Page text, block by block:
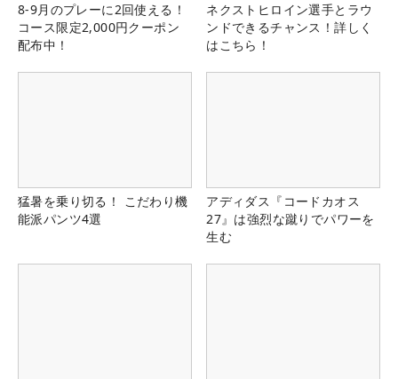
8-9月のプレーに2回使える！
コース限定2,000円クーポン
配布中！
ネクストヒロイン選手とラウ
ンドできるチャンス！詳しく
はこちら！
猛暑を乗り切る！ こだわり機
能派パンツ4選
アディダス『コードカオス
27』は強烈な蹴りでパワーを
生む